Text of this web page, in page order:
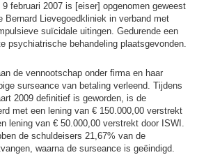
februari 2007 is [eiser] opgenomen geweest
Bernard Lievegoedkliniek in verband met
suïcidale uitingen. Gedurende een
psychiatrische behandeling plaatsgevonden.
de vennootschap onder firma en haar
surseance van betaling verleend. Tijdens
2009 definitief is geworden, is de
met een lening van € 150.000,00 verstrekt
lening van € 50.000,00 verstrekt door ISWI.
de schuldeisers 21,67% van de
waarna de surseance is geëindigd.